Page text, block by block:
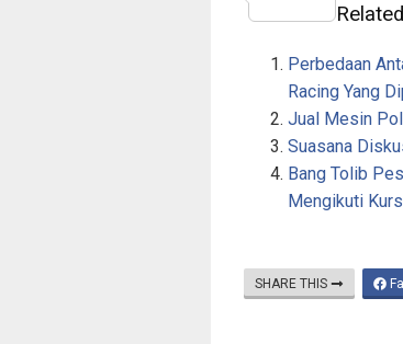
a
r
e
Perbedaan
Racing Yang
Jual Mesin
Suasana
Bang Tolib
Mengikuti
SHARE THIS